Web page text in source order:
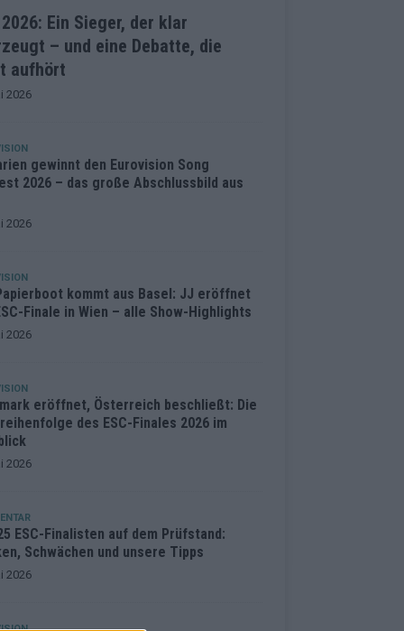
2026: Ein Sieger, der klar
– und eine Debatte, die
aufhört
2026
gewinnt den Eurovision Song
2026 – das große Abschlussbild aus
2026
kommt aus Basel: JJ eröffnet
Finale in Wien – alle Show-Highlights
2026
eröffnet, Österreich beschließt: Die
des ESC-Finales 2026 im
2026
ESC-Finalisten auf dem Prüfstand:
Schwächen und unsere Tipps
2026